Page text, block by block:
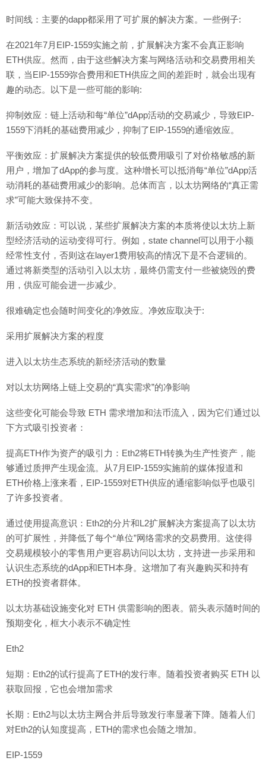
时间线：主要的dapp都采用了可扩展的解决方案。一些例子:
在2021年7月EIP-1559实施之前，扩展解决方案不会真正影响
ETH供应。然而，由于这些解决方案与网络活动和交易费用相关
联，当EIP-1559弥合费用和ETH供应之间的差距时，就会出现有
趣的动态。以下是一些可能的影响:
抑制效应：链上活动和每“单位”dApp活动的交易减少，导致EIP-
1559下消耗的基础费用减少，抑制了EIP-1559的通缩效应。
平衡效应：扩展解决方案提供的较低费用吸引了对价格敏感的新
用户，增加了dApp的参与度。这种增长可以抵消每“单位”dApp活
动消耗的基础费用减少的影响。总体而言，以太坊网络的“真正需
求”可能大致保持不变。
新活动效应：可以说，某些扩展解决方案的本质将使以太坊上新
型经济活动的运动变得可行。例如，state channel可以用于小额
经常性支付，否则这在layer1费用较高的情况下是不合逻辑的。
通过将新类型的活动引入以太坊，最终仍需支付一些被烧毁的费
用，供应可能会进一步减少。
很难确定也会随时间变化的净效应。净效应取决于:
采用扩展解决方案的程度
进入以太坊生态系统的新经济活动的数量
对以太坊网络上链上交易的“真实需求”的净影响
这些变化可能会导致 ETH 需求增加和法币流入，因为它们通过以
下方式吸引投资者：
提高ETH作为资产的吸引力：Eth2将ETH转换为生产性资产，能
够通过质押产生现金流。从7月EIP-1559实施前的媒体报道和
ETH价格上涨来看，EIP-1559对ETH供应的通缩影响似乎也吸引
了许多投资者。
通过使用提高意识：Eth2的分片和L2扩展解决方案提高了以太坊
的可扩展性，并降低了每个“单位”网络需求的交易费用。这使得
交易规模较小的零售用户更容易访问以太坊，支持进一步采用和
认识生态系统的dApp和ETH本身。这增加了有兴趣购买和持有
ETH的投资者群体。
以太坊基础设施变化对 ETH 供需影响的图表。箭头表示随时间的
预期变化，框大小表示不确定性
Eth2
短期：Eth2的试行提高了ETH的发行率。随着投资者购买 ETH 以
获取回报，它也会增加需求
长期：Eth2与以太坊主网合并后导致发行率显著下降。随着人们
对Eth2的认知度提高，ETH的需求也会随之增加。
EIP-1559